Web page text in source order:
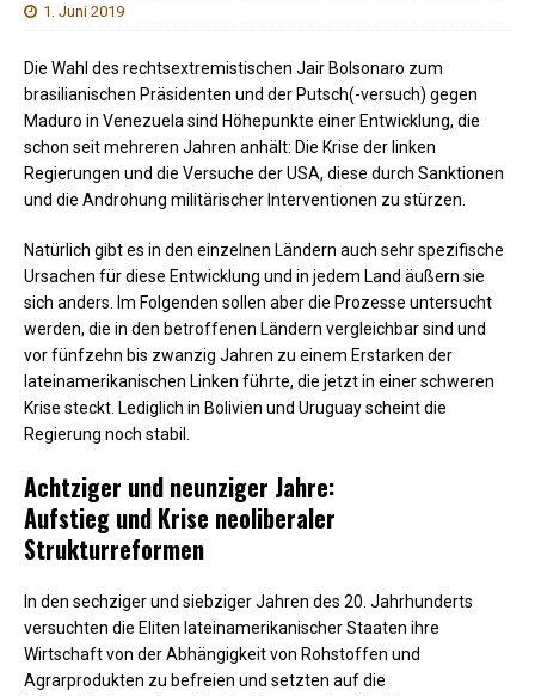
1. Juni 2019
Die Wahl des rechtsextremistischen Jair Bolsonaro zum
brasilianischen Präsidenten und der Putsch(-versuch) gegen
Maduro in Venezuela sind Höhepunkte einer Entwicklung, die
schon seit mehreren Jahren anhält: Die Krise der linken
Regierungen und die Versuche der USA, diese durch Sanktionen
und die Androhung militärischer Interventionen zu stürzen.
Natürlich gibt es in den einzelnen Ländern auch sehr spezifische
Ursachen für diese Entwicklung und in jedem Land äußern sie
sich anders. Im Folgenden sollen aber die Prozesse untersucht
werden, die in den betroffenen Ländern vergleichbar sind und
vor fünfzehn bis zwanzig Jahren zu einem Erstarken der
lateinamerikanischen Linken führte, die jetzt in einer schweren
Krise steckt. Lediglich in Bolivien und Uruguay scheint die
Regierung noch stabil.
Achtziger und neunziger Jahre:
Aufstieg und Krise neoliberaler
Strukturreformen
In den sechziger und siebziger Jahren des 20. Jahrhunderts
versuchten die Eliten lateinamerikanischer Staaten ihre
Wirtschaft von der Abhängigkeit von Rohstoffen und
Agrarprodukten zu befreien und setzten auf die